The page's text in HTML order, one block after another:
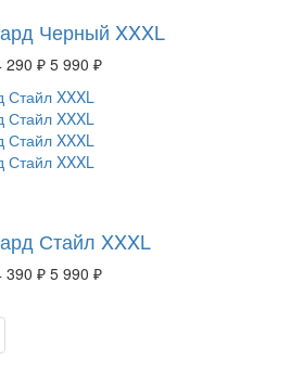
Черный XXXL
290 ₽ 5 990 ₽
Стайл XXXL
390 ₽ 5 990 ₽